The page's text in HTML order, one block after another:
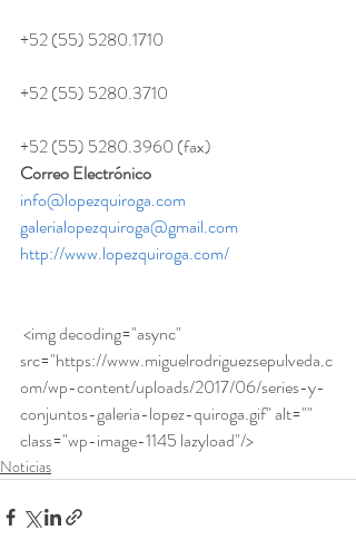
+52 (55) 5280.1710
+52 (55) 5280.3710
+52 (55) 5280.3960 (fax)
Correo Electrónico
info@lopezquiroga.com
galerialopezquiroga@gmail.com
http://www.lopezquiroga.com/
src="https://www.miguelrodriguezsepulveda.c
om/wp-content/uploads/2017/06/series-y-
conjuntos-galeria-lopez-quiroga.gif" alt=""
class="wp-image-1145 lazyload"/>
Noticias